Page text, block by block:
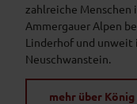
zahlreiche Menschen
Ammergauer Alpen
Linderhof und unweit
Neuschwanstein.
mehr über König